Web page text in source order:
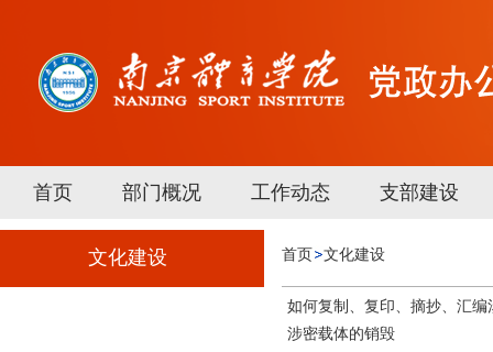
首页 部门概况 工作动态 支部建设
文化建设 首页 文化建设
如何复制、复印、摘抄、汇编
涉密载体的销毁